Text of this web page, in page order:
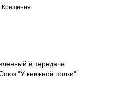
Крещения
в передаче
"У книжной полки":